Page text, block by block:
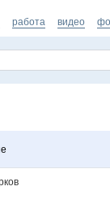
работа видео